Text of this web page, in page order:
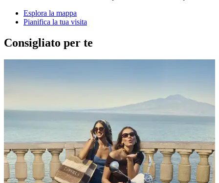
Esplora la mappa
Pianifica la tua visita
Consigliato per te